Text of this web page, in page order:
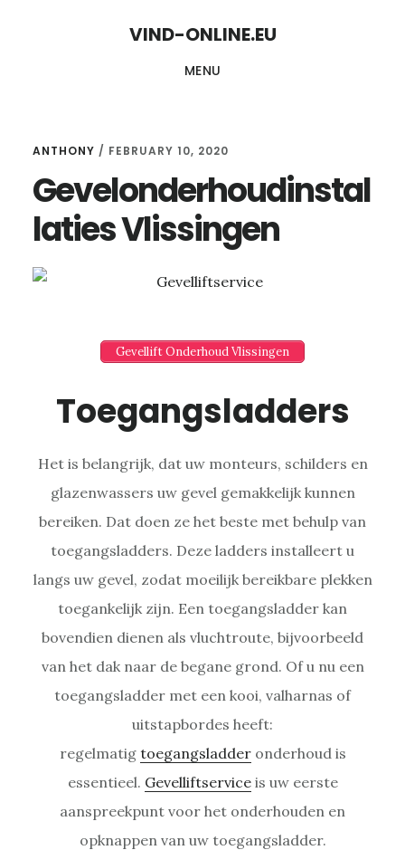
VIND-ONLINE.EU
MENU
ANTHONY / FEBRUARY 10, 2020
Gevelonderhoudinstal
laties Vlissingen
Gevellift Onderhoud Vlissingen
Toegangsladders
Het is belangrijk, dat uw monteurs, schilders en
glazenwassers uw gevel gemakkelijk kunnen
bereiken. Dat doen ze het beste met behulp van
toegangsladders. Deze ladders installeert u
langs uw gevel, zodat moeilijk bereikbare plekken
toegankelijk zijn. Een toegangsladder kan
bovendien dienen als vluchtroute, bijvoorbeeld
van het dak naar de begane grond. Of u nu een
toegangsladder met een kooi, valharnas of
uitstapbordes heeft:
regelmatig toegangsladderonderhoud is
essentieel. Gevelliftserviceis uw eerste
aanspreekpunt voor het onderhouden en
opknappen van uw toegangsladder.